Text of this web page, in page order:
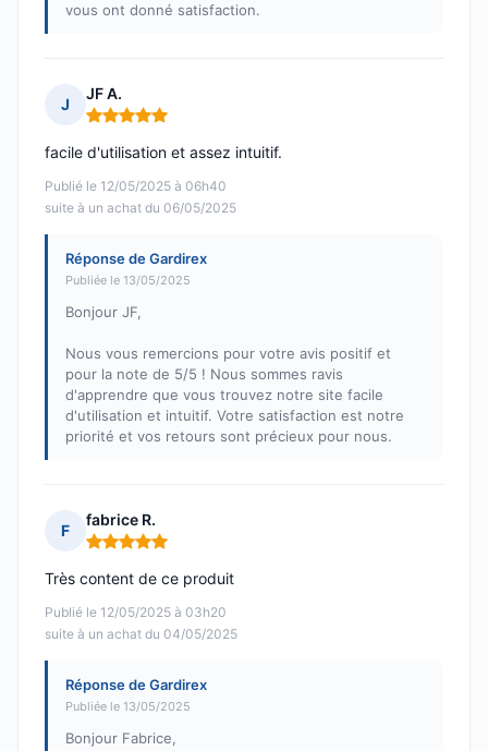
vous ont donné satisfaction.
J
JF A.
Note : 5 sur 5
Publié le 12/05/2025 à 06h40
suite à un achat du 06/05/2025
facile d'utilisation et assez intuitif.
Réponse de Gardirex
Publiée le 13/05/2025
Bonjour JF,
Nous vous remercions pour votre avis positif et
pour la note de 5/5 ! Nous sommes ravis
d'apprendre que vous trouvez notre site facile
d'utilisation et intuitif. Votre satisfaction est notre
priorité et vos retours sont précieux pour nous.
F
fabrice R.
Note : 5 sur 5
Publié le 12/05/2025 à 03h20
suite à un achat du 04/05/2025
Très content de ce produit
Réponse de Gardirex
Publiée le 13/05/2025
Bonjour Fabrice,